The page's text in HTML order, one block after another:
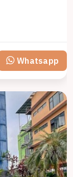
Whatsapp